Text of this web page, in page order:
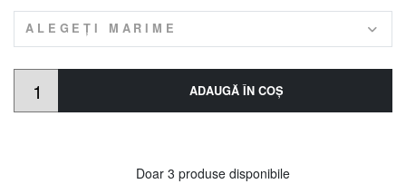
ALEGEȚI MARIME
ADAUGĂ ÎN COŞ
Doar 3 produse disponibile